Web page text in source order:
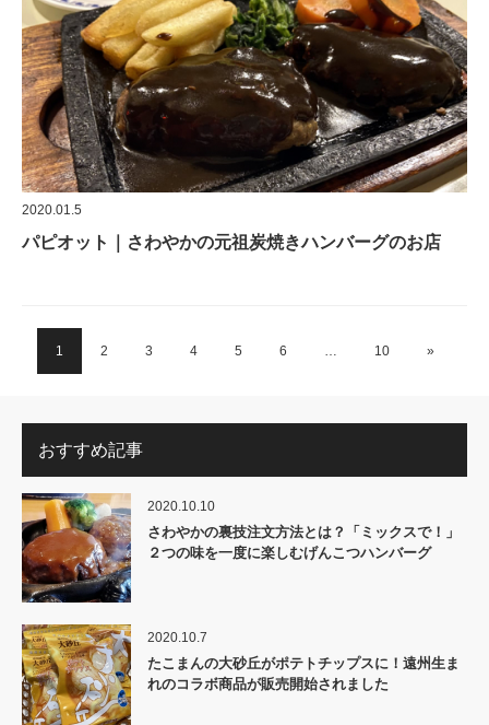
2020.01.5
パピオット｜さわやかの元祖炭焼きハンバーグのお店
1 2 3 4 5 6 … 10 »
おすすめ記事
2020.10.10
さわやかの裏技注文方法とは？「ミックスで！」
２つの味を一度に楽しむげんこつハンバーグ
2020.10.7
たこまんの大砂丘がポテトチップスに！遠州生ま
れのコラボ商品が販売開始されました